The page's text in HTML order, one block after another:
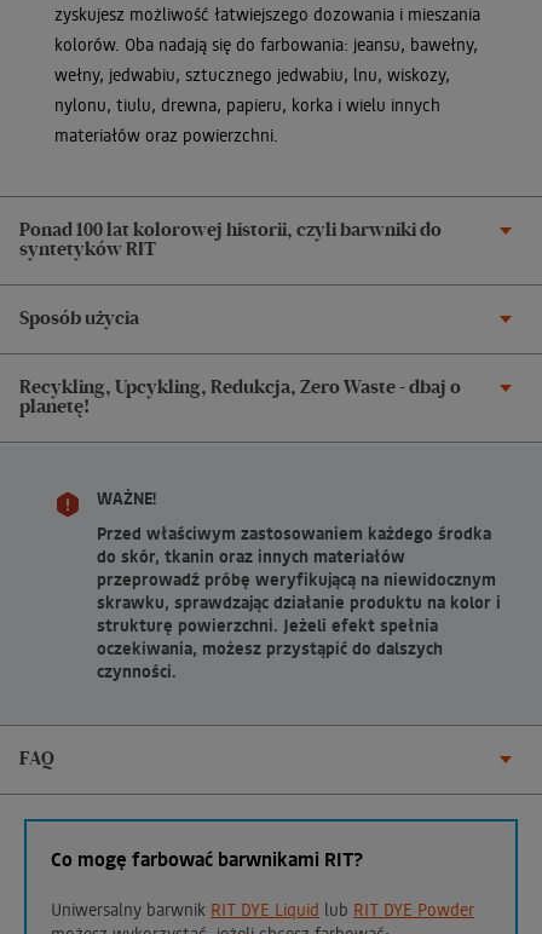
zyskujesz możliwość łatwiejszego dozowania i mieszania
kolorów. Oba nadają się do farbowania: jeansu, bawełny,
wełny, jedwabiu, sztucznego jedwabiu, lnu, wiskozy,
nylonu, tiulu, drewna, papieru, korka i wielu innych
materiałów oraz powierzchni.
Ponad 100 lat kolorowej historii, czyli barwniki do
syntetyków RIT
Sposób użycia
Recykling, Upcykling, Redukcja, Zero Waste - dbaj o
planetę!
WAŻNE!
Przed właściwym zastosowaniem każdego środka
do skór, tkanin oraz innych materiałów
przeprowadź próbę weryfikującą na niewidocznym
skrawku, sprawdzając działanie produktu na kolor i
strukturę powierzchni. Jeżeli efekt spełnia
oczekiwania, możesz przystąpić do dalszych
czynności.
FAQ
Co mogę farbować barwnikami RIT?
Uniwersalny barwnik RIT DYE Liquid lub RIT DYE Powder